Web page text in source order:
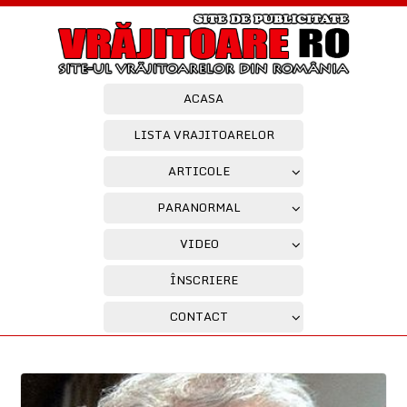
ACASA
LISTA VRAJITOARELOR
ARTICOLE
PARANORMAL
VIDEO
ÎNSCRIERE
CONTACT